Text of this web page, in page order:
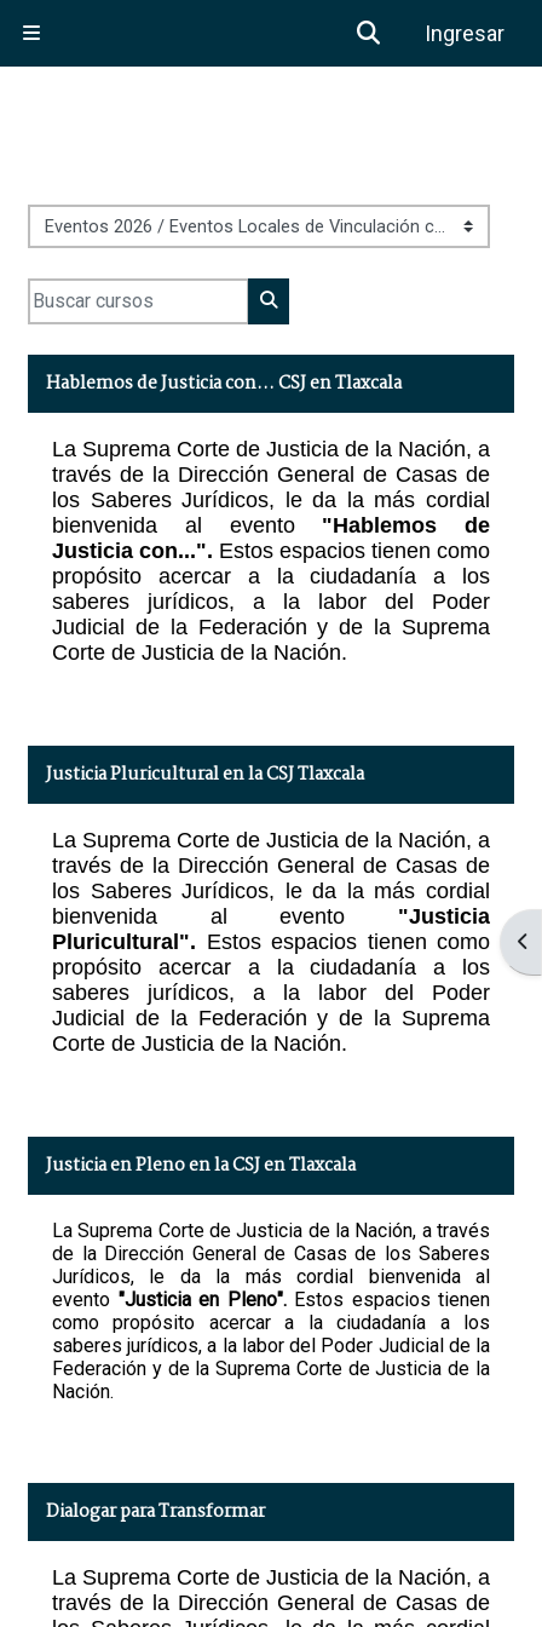
Activar o
Ingresar
Categorías
Buscar cursos
Buscar cursos
Hablemos de Justicia con... CSJ en Tlaxcala
La Suprema Corte de Justicia de la Nación, a
través de la Dirección General de Casas de
los Saberes Jurídicos, le da la más cordial
bienvenida al evento "Hablemos de
Justicia con...". Estos espacios tienen como
propósito acercar a la ciudadanía a los
saberes jurídicos, a la labor del Poder
Judicial de la Federación y de la Suprema
Corte de Justicia de la Nación.
Justicia Pluricultural en la CSJ Tlaxcala
La Suprema Corte de Justicia de la Nación, a
través de la Dirección General de Casas de
los Saberes Jurídicos, le da la más cordial
bienvenida al evento "Justicia
Pluricultural". Estos espacios tienen como
propósito acercar a la ciudadanía a los
saberes jurídicos, a la labor del Poder
Judicial de la Federación y de la Suprema
Corte de Justicia de la Nación.
Justicia en Pleno en la CSJ en Tlaxcala
La Suprema Corte de Justicia de la Nación, a través
de la Dirección General de Casas de los Saberes
Jurídicos, le da la más cordial bienvenida al
evento "Justicia en Pleno".Estos espacios tienen
como propósito acercar a la ciudadanía a los
saberes jurídicos, a la labor del Poder Judicial de la
Federación y de la Suprema Corte de Justicia de la
Nación.
Dialogar para Transformar
La Suprema Corte de Justicia de la Nación, a
través de la Dirección General de Casas de